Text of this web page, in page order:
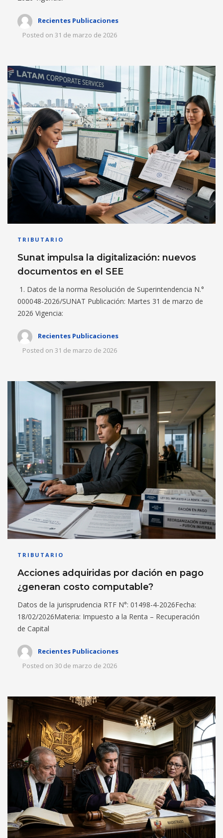
Recientes Publicaciones
Posted on 31 de marzo de 2026
TRIBUTARIO
Sunat impulsa la digitalización: nuevos
documentos en el SEE
1. Datos de la norma Resolución de Superintendencia N.°
000048-2026/SUNAT Publicación: Martes 31 de marzo de
2026 Vigencia:
Recientes Publicaciones
Posted on 31 de marzo de 2026
TRIBUTARIO
Acciones adquiridas por dación en pago
¿generan costo computable?
Datos de la jurisprudencia RTF N°: 01498-4-2026Fecha:
18/02/2026Materia: Impuesto a la Renta – Recuperación
de Capital
Recientes Publicaciones
Posted on 30 de marzo de 2026